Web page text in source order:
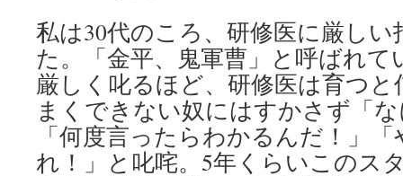
私は30代のころ、研修医に厳し
た。「金平、鬼軍曹」と呼ばれ
厳しく叱るほど、研修医は育つ
まくできない奴にはすかさず「
「何度言ったらわかるんだ！」
れ！」と叱咤。5年くらいこのス